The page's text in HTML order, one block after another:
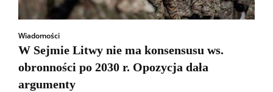
Wiadomości
W Sejmie Litwy nie ma konsensusu ws.
obronności po 2030 r. Opozycja dała
argumenty